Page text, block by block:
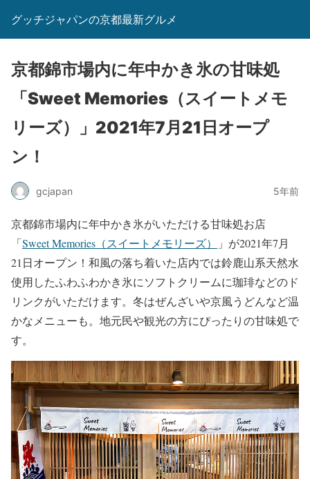
グッチジャパンの京都最新グルメ
京都錦市場内に年中かき氷の甘味処
「Sweet Memories（スイートメモ
リーズ）」2021年7月21日オープ
ン！
gcjapan 5年前
京都錦市場内に年中かき氷がいただける甘味処お店
「Sweet Memories（スイートメモリーズ）
」が2021年7月
21日オープン！和風の落ち着いた店内では鈴鹿山系天然水
使用したふわふわかき氷にソフトクリームに珈琲などのド
リンクがいただけます。冬はぜんざいや京風うどんなど温
かなメニューも。地元民や観光の方にぴったりの甘味処で
す。